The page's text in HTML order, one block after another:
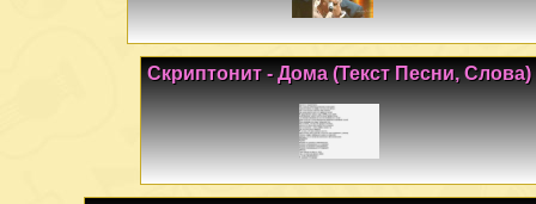
Скриптонит - Дома (Текст Песни, Слова)